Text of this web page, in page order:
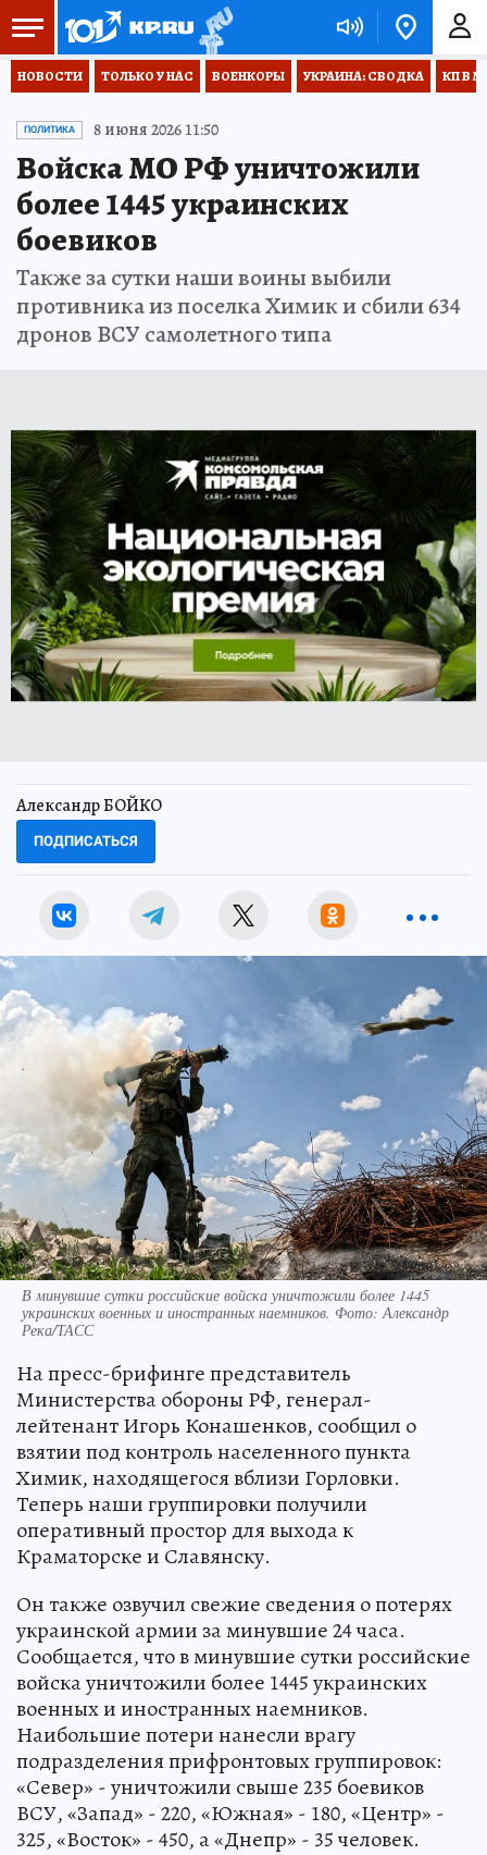
НОВОСТИ ТОЛЬКО У НАС ВОЕНКОРЫ УКРАИНА: СВОДКА КП В
ПОЛИТИКА 8 июня 2026 11:50
Войска МО РФ уничтожили
более 1445 украинских
боевиков
Также за сутки наши воины выбили
противника из поселка Химик и сбили 634
дронов ВСУ самолетного типа
Александр БОЙКО
ПОДПИСАТЬСЯ
В минувшие сутки российские войска уничтожили более 1445
украинских военных и иностранных наемников. Фото: Александр
Река/ТАСС
На пресс-брифинге представитель
Министерства обороны РФ, генерал-
лейтенант Игорь Конашенков, сообщил о
взятии под контроль населенного пункта
Химик, находящегося вблизи Горловки.
Теперь наши группировки получили
оперативный простор для выхода к
Краматорске и Славянску.
Он также озвучил свежие сведения о потерях
украинской армии за минувшие 24 часа.
Сообщается, что в минувшие сутки российские
войска уничтожили более 1445 украинских
военных и иностранных наемников.
Наибольшие потери нанесли врагу
подразделения прифронтовых группировок:
«Север» - уничтожили свыше 235 боевиков
ВСУ, «Запад» - 220, «Южная» - 180, «Центр» -
325, «Восток» - 450, а «Днепр» - 35 человек.